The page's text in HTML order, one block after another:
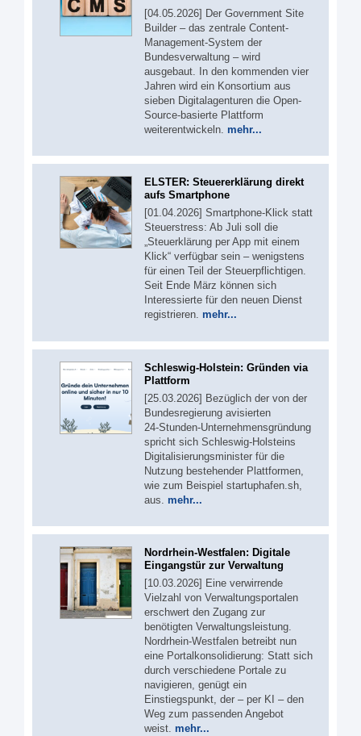
[04.05.2026] Der Government Site
Builder – das zentrale Content-
Management-System der
Bundesverwaltung – wird
ausgebaut. In den kommenden vier
Jahren wird ein Konsortium aus
sieben Digitalagenturen die Open-
Source-basierte Plattform
weiterentwickeln. mehr...
ELSTER: Steuererklärung direkt
aufs Smartphone
[01.04.2026] Smartphone-Klick statt
Steuerstress: Ab Juli soll die
„Steuerklärung per App mit einem
Klick“ verfügbar sein – wenigstens
für einen Teil der Steuerpflichtigen.
Seit Ende März können sich
Interessierte für den neuen Dienst
registrieren. mehr...
Schleswig-Holstein: Gründen via
Plattform
[25.03.2026] Bezüglich der von der
Bundesregierung avisierten
24‑Stunden‑Unternehmensgründung
spricht sich Schleswig-Holsteins
Digitalisierungsminister für die
Nutzung bestehender Plattformen,
wie zum Beispiel startuphafen.sh,
aus. mehr...
Nordrhein-Westfalen: Digitale
Eingangstür zur Verwaltung
[10.03.2026] Eine verwirrende
Vielzahl von Verwaltungsportalen
erschwert den Zugang zur
benötigten Verwaltungsleistung.
Nordrhein-Westfalen betreibt nun
eine Portalkonsolidierung: Statt sich
durch verschiedene Portale zu
navigieren, genügt ein
Einstiegspunkt, der – per KI – den
Weg zum passenden Angebot
weist. mehr...